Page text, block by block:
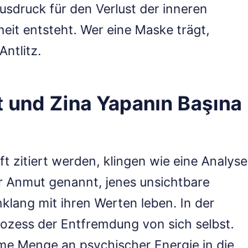
für den Verlust der inneren
entsteht. Wer eine Maske trägt,
Zina Yapanın Başına
zitiert werden, klingen wie eine Analyse
Anmut genannt, jenes unsichtbare
mit ihren Werten leben. In der
der Entfremdung von sich selbst.
Menge an psychischer Energie in die